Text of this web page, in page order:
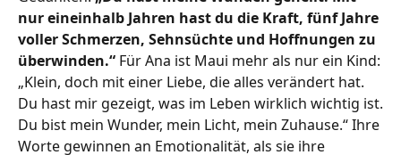
nur eineinhalb Jahren hast du die Kraft, fünf Jahre
voller Schmerzen, Sehnsüchte und Hoffnungen zu
überwinden.“ FürAna ist Maui mehr als nur ein Kind:
„Klein, doch mit einer Liebe, die alles verändert hat.
Du hast mir gezeigt, was im Leben wirklich wichtig ist.
Du bist mein Wunder, mein Licht, mein Zuhause.“ Ihre
Worte gewinnen an Emotionalität, als sie ihre